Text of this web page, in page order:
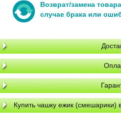
Возврат/замена
случае брака или
Купить чашку ежик (смешарики)